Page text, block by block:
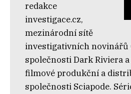
redakce
investigace.cz,
mezinárodní sítě
investigativních novinářů
společnosti Dark Riviera
filmové produkční a
společnosti Sciapode.